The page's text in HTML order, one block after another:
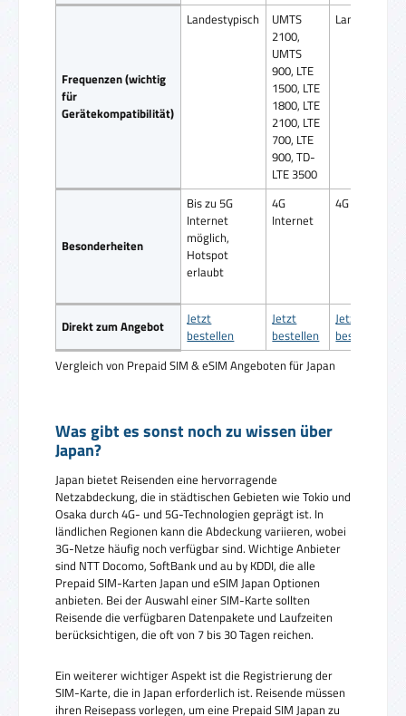
Vergleich von Prepaid SIM & eSIM Angeboten für Japan
Frequenzen (wichtig
für
Gerätekompatibilität)
Landestypisch
UMTS
2100,
UMTS
900, LTE
1500, LTE
1800, LTE
2100, LTE
700, LTE
900, TD-
LTE 3500
Besonderheiten
Bis zu 5G
Internet
möglich,
Hotspot
erlaubt
4G
Internet
4G Internet
Direkt zum Angebot
Jetzt
bestellen
Jetzt
bestellen
Jetzt
bestellen
Was gibt es sonst noch zu wissen über
Japan?
Japan bietet Reisenden eine hervorragende
Netzabdeckung, die in städtischen Gebieten wie Tokio und
Osaka durch 4G- und 5G-Technologien geprägt ist. In
ländlichen Regionen kann die Abdeckung variieren, wobei
3G-Netze häufig noch verfügbar sind. Wichtige Anbieter
sind NTT Docomo, SoftBank und au by KDDI, die alle
Prepaid SIM-Karten Japan und eSIM Japan Optionen
anbieten. Bei der Auswahl einer SIM-Karte sollten
Reisende die verfügbaren Datenpakete und Laufzeiten
berücksichtigen, die oft von 7 bis 30 Tagen reichen.
Ein weiterer wichtiger Aspekt ist die Registrierung der
SIM-Karte, die in Japan erforderlich ist. Reisende müssen
ihren Reisepass vorlegen, um eine Prepaid SIM Japan zu